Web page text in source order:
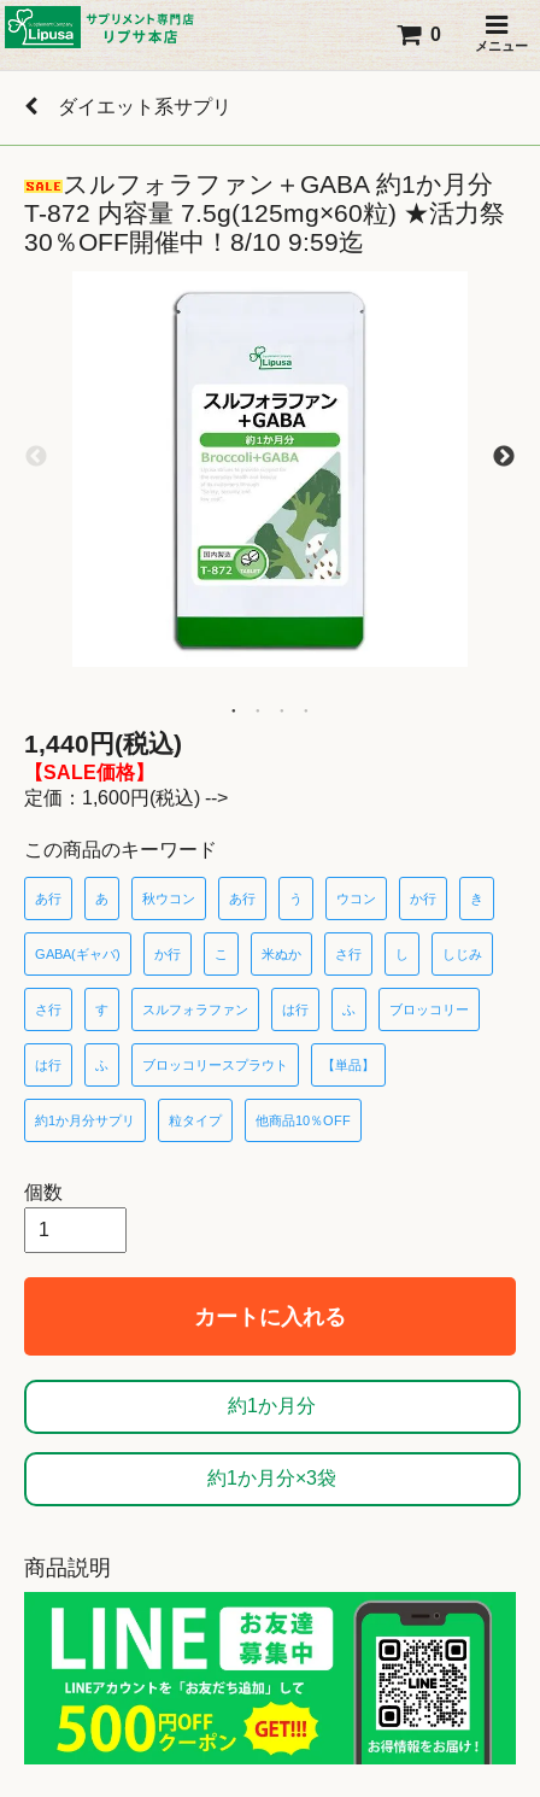
メニュー
0
ダイエット系サプリ
スルフォラファン＋GABA 約1か月分
T-872 内容量 7.5g(125mg×60粒) ★活力祭
30％OFF開催中！8/10 9:59迄
1,440円(税込)
【SALE価格】
定価：1,600円(税込) -->
この商品のキーワード
あ行 あ 秋ウコン あ行 う ウコン か行 き
GABA(ギャバ) か行 こ 米ぬか さ行 し しじみ
さ行 す スルフォラファン は行 ふ ブロッコリー
は行 ふ ブロッコリースプラウト 【単品】
約1か月分サプリ 粒タイプ 他商品10％OFF
個数
カートに入れる
約1か月分
約1か月分×3袋
商品説明